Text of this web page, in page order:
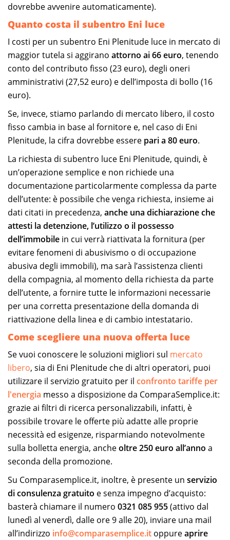
dovrebbe avvenire automaticamente).
Quanto costa il subentro Eni luce
I costi per un subentro Eni Plenitude luce in mercato di
maggior tutela si aggirano attorno ai 66 euro, tenendo
conto del contributo fisso (23 euro), degli oneri
amministrativi (27,52 euro) e dell’imposta di bollo (16
euro).
Se, invece, stiamo parlando di mercato libero, il costo
fisso cambia in base al fornitore e, nel caso di Eni
Plenitude, la cifra dovrebbe essere pari a 80 euro.
La richiesta di subentro luce Eni Plenitude, quindi, è
un’operazione semplice e non richiede una
documentazione particolarmente complessa da parte
dell’utente: è possibile che venga richiesta, insieme ai
dati citati in precedenza, anche una dichiarazione che
attesti la detenzione, l’utilizzo o il possesso
dell’immobile in cui verrà riattivata la fornitura (per
evitare fenomeni di abusivismo o di occupazione
abusiva degli immobili), ma sarà l’assistenza clienti
della compagnia, al momento della richiesta da parte
dell’utente, a fornire tutte le informazioni necessarie
per una corretta presentazione della domanda di
riattivazione della linea e di cambio intestatario.
Come scegliere una nuova offerta luce
Se vuoi conoscere le soluzioni migliori sul mercato
libero, sia di Eni Plenitude che di altri operatori, puoi
utilizzare il servizio gratuito per il confronto tariffe per
l'energia messo a disposizione da ComparaSemplice.it:
grazie ai filtri di ricerca personalizzabili, infatti, è
possibile trovare le offerte più adatte alle proprie
necessità ed esigenze, risparmiando notevolmente
sulla bolletta energia, ancheoltre 250 euro all’anno a
seconda della promozione.
Su Comparasemplice.it, inoltre, è presente un servizio
di consulenza gratuito e senza impegno d’acquisto:
basterà chiamare il numero 0321 085 955(attivo dal
lunedì al venerdì, dalle ore 9 alle 20), inviare una mail
all’indirizzo info@comparasemplice.it oppureaprire